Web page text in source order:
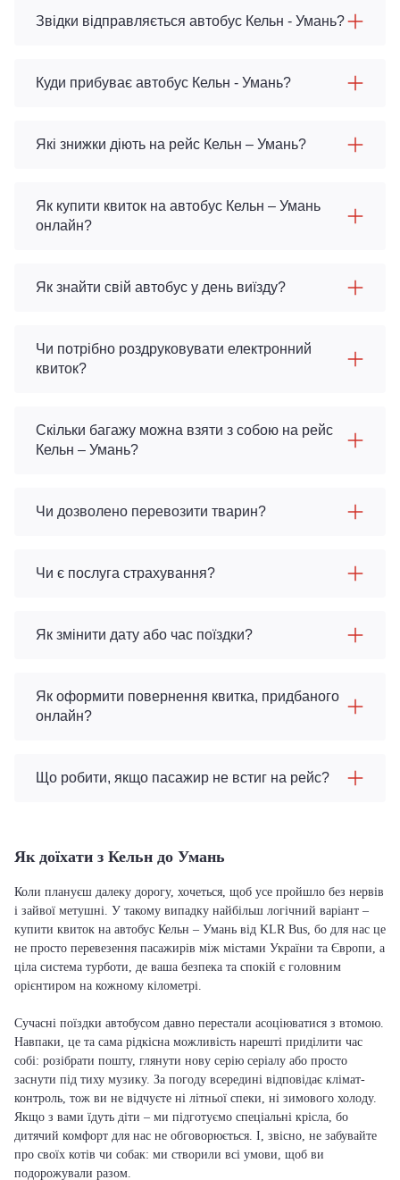
Звідки відправляється автобус Кельн - Умань?
Куди прибуває автобус Кельн - Умань?
Які знижки діють на рейс Кельн – Умань?
Як купити квиток на автобус Кельн – Умань
онлайн?
Як знайти свій автобус у день виїзду?
Чи потрібно роздруковувати електронний
квиток?
Скільки багажу можна взяти з собою на рейс
Кельн – Умань?
Чи дозволено перевозити тварин?
Чи є послуга страхування?
Як змінити дату або час поїздки?
Як оформити повернення квитка, придбаного
онлайн?
Що робити, якщо пасажир не встиг на рейс?
Як доїхати з Кельн до Умань
Коли плануєш далеку дорогу, хочеться, щоб усе пройшло без нервів
і зайвої метушні. У такому випадку найбільш логічний варіант –
купити квиток на автобус Кельн – Умань від KLR Bus, бо для нас це
не просто перевезення пасажирів між містами України та Європи, а
ціла система турботи, де ваша безпека та спокій є головним
орієнтиром на кожному кілометрі.
Сучасні поїздки автобусом давно перестали асоціюватися з втомою.
Навпаки, це та сама рідкісна можливість нарешті приділити час
собі: розібрати пошту, глянути нову серію серіалу або просто
заснути під тиху музику. За погоду всередині відповідає клімат-
контроль, тож ви не відчуєте ні літньої спеки, ні зимового холоду.
Якщо з вами їдуть діти – ми підготуємо спеціальні крісла, бо
дитячий комфорт для нас не обговорюється. І, звісно, не забувайте
про своїх котів чи собак: ми створили всі умови, щоб ви
подорожували разом.